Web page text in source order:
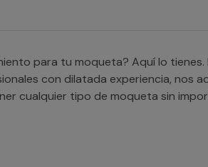
para tu moqueta? Aquí lo tienes.
con dilatada experiencia, nos
cualquier tipo de moqueta sin